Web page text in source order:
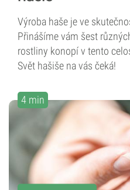
Výroba haše je ve
Přinášíme vám šest
rostliny konopí v tento
Svět hašiše na vás čeká!
4 min